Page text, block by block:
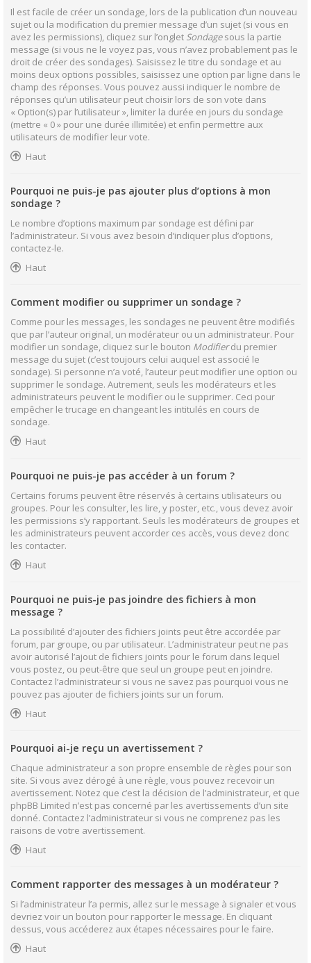
Il est facile de créer un sondage, lors de la publication d’un nouveau
sujet ou la modification du premier message d’un sujet (si vous en
avez les permissions), cliquez sur l’onglet Sondagesous la partie
message (si vous ne le voyez pas, vous n’avez probablement pas le
droit de créer des sondages). Saisissez le titre du sondage et au
moins deux options possibles, saisissez une option par ligne dans le
champ des réponses. Vous pouvez aussi indiquer le nombre de
réponses qu’un utilisateur peut choisir lors de son vote dans
« Option(s) par l’utilisateur », limiter la durée en jours du sondage
(mettre « 0 » pour une durée illimitée) et enfin permettre aux
utilisateurs de modifier leur vote.
Haut
Pourquoi ne puis-je pas ajouter plus d’options à mon
sondage ?
Le nombre d’options maximum par sondage est défini par
l’administrateur. Si vous avez besoin d’indiquer plus d’options,
contactez-le.
Haut
Comment modifier ou supprimer un sondage ?
Comme pour les messages, les sondages ne peuvent être modifiés
que par l’auteur original, un modérateur ou un administrateur. Pour
modifier un sondage, cliquez sur le bouton Modifierdu premier
message du sujet (c’est toujours celui auquel est associé le
sondage). Si personne n’a voté, l’auteur peut modifier une option ou
supprimer le sondage. Autrement, seuls les modérateurs et les
administrateurs peuvent le modifier ou le supprimer. Ceci pour
empêcher le trucage en changeant les intitulés en cours de
sondage.
Haut
Pourquoi ne puis-je pas accéder à un forum ?
Certains forums peuvent être réservés à certains utilisateurs ou
groupes. Pour les consulter, les lire, y poster, etc., vous devez avoir
les permissions s’y rapportant. Seuls les modérateurs de groupes et
les administrateurs peuvent accorder ces accès, vous devez donc
les contacter.
Haut
Pourquoi ne puis-je pas joindre des fichiers à mon
message ?
La possibilité d’ajouter des fichiers joints peut être accordée par
forum, par groupe, ou par utilisateur. L’administrateur peut ne pas
avoir autorisé l’ajout de fichiers joints pour le forum dans lequel
vous postez, ou peut-être que seul un groupe peut en joindre.
Contactez l’administrateur si vous ne savez pas pourquoi vous ne
pouvez pas ajouter de fichiers joints sur un forum.
Haut
Pourquoi ai-je reçu un avertissement ?
Chaque administrateur a son propre ensemble de règles pour son
site. Si vous avez dérogé à une règle, vous pouvez recevoir un
avertissement. Notez que c’est la décision de l’administrateur, et que
phpBB Limited n’est pas concerné par les avertissements d’un site
donné. Contactez l’administrateur si vous ne comprenez pas les
raisons de votre avertissement.
Haut
Comment rapporter des messages à un modérateur ?
Si l’administrateur l’a permis, allez sur le message à signaler et vous
devriez voir un bouton pour rapporter le message. En cliquant
dessus, vous accéderez aux étapes nécessaires pour le faire.
Haut